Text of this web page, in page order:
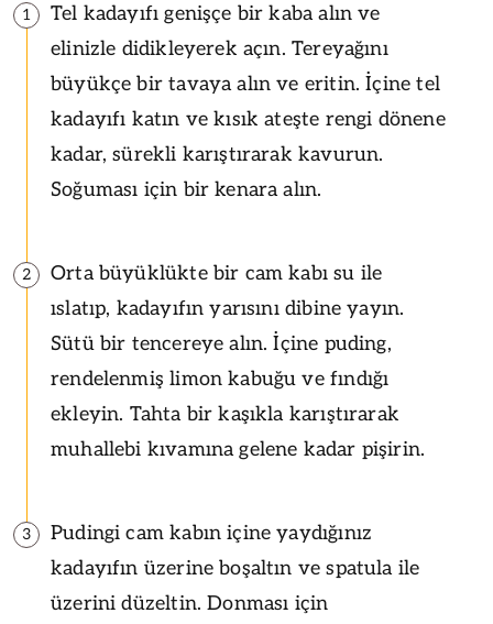
1
Tel kadayıfı genişçe bir kaba alın ve
elinizle didikleyerek açın. Tereyağını
büyükçe bir tavaya alın ve eritin. İçine tel
kadayıfı katın ve kısık ateşte rengi dönene
kadar, sürekli karıştırarak kavurun.
Soğuması için bir kenara alın.
2
Orta büyüklükte bir cam kabı su ile
ıslatıp, kadayıfın yarısını dibine yayın.
Sütü bir tencereye alın. İçine puding,
rendelenmiş limon kabuğu ve fındığı
ekleyin. Tahta bir kaşıkla karıştırarak
muhallebi kıvamına gelene kadar pişirin.
3
Pudingi cam kabın içine yaydığınız
kadayıfın üzerine boşaltın ve spatula ile
üzerini düzeltin. Donması için